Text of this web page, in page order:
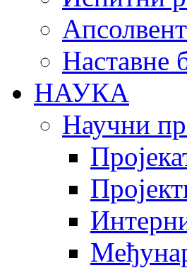
Наставне
НАУКА
Научни